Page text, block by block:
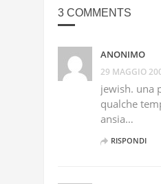
3 COMMENTS
ANONIMO
29 MAGGIO
jewish. una
qualche
ansia…
RISPONDI